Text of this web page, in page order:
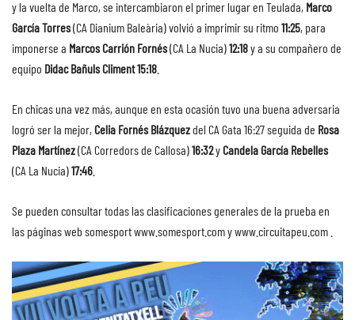
y la vuelta de Marco, se intercambiaron el primer lugar en Teulada, Marco
García Torres(CA Dianium Baleària) volvió a imprimir su ritmo 11:25, para
imponerse a Marcos Carrión Fornés(CA La Nucia)12:18y a su compañero de
equipo Didac Bañuls Climent 15:18
En chicas una vez más, aunque en esta ocasión tuvo una buena adversaria
logró ser la mejor, Celia Fornés Blázquezdel CA Gata 16:27 seguida de Rosa
Plaza Martínez(CA Corredors de Callosa)16:32yCandela García Rebelles
(CA La Nucia)17:46
Se pueden consultar todas las clasificaciones generales de la prueba en
las páginas web somesportwww.somesport.comywww.circuitapeu.com